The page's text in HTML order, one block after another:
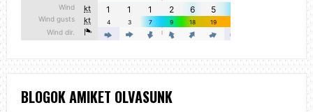
BLOGOK AMIKET OLVASUNK